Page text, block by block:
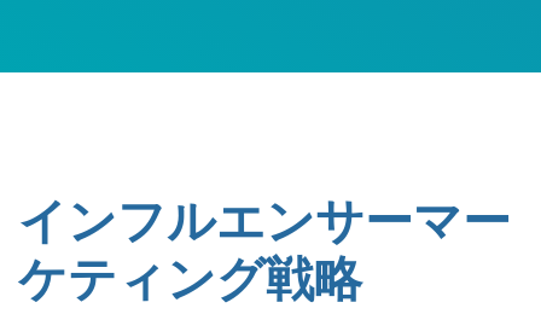
インフルエンサーマー
ケティング戦略